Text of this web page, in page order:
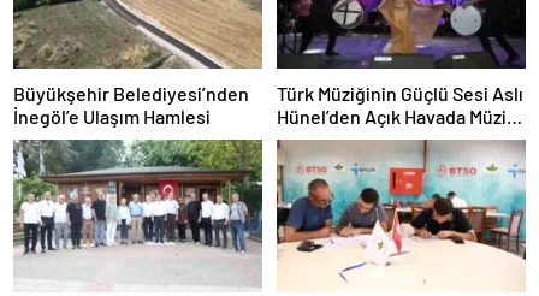
Büyükşehir Belediyesi’nden
İnegöl’e Ulaşım Hamlesi
Türk Müziğinin Güçlü Sesi Aslı
Hünel’den Açık Havada Müzik
Ziyafeti